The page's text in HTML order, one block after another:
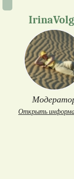
Открыть